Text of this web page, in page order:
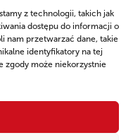
z technologii, takich jak
dostępu do informacji o
nam przetwarzać dane, takie
identyfikatory na tej
zgody może niekorzystnie